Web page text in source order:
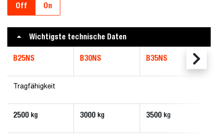
Off On
Wichtigste technische Daten
B25NS B30NS B35NS
Tragfähigkeit
2500 kg 3000 kg 3500 kg